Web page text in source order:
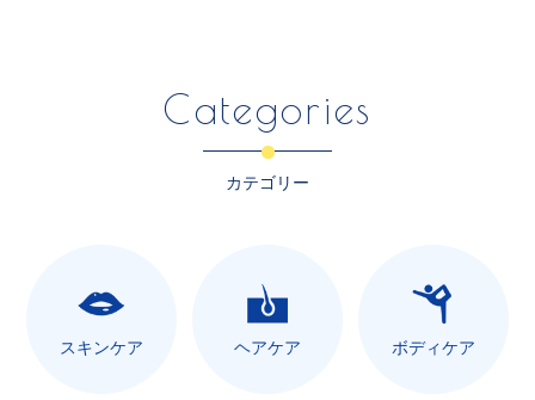
Categories
カテゴリー
スキンケア ヘアケア ボディケア